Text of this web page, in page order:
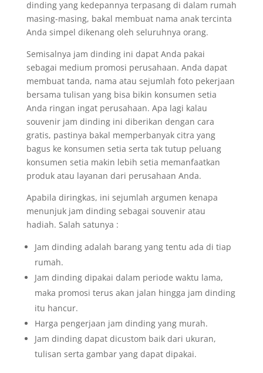
dinding yang kedepannya terpasang di dalam rumah
masing-masing, bakal membuat nama anak tercinta
Anda simpel dikenang oleh seluruhnya orang.
Semisalnya jam dinding ini dapat Anda pakai
sebagai medium promosi perusahaan. Anda dapat
membuat tanda, nama atau sejumlah foto pekerjaan
bersama tulisan yang bisa bikin konsumen setia
Anda ringan ingat perusahaan. Apa lagi kalau
souvenir jam dinding ini diberikan dengan cara
gratis, pastinya bakal memperbanyak citra yang
bagus ke konsumen setia serta tak tutup peluang
konsumen setia makin lebih setia memanfaatkan
produk atau layanan dari perusahaan Anda.
Apabila diringkas, ini sejumlah argumen kenapa
menunjuk jam dinding sebagai souvenir atau
hadiah. Salah satunya :
Jam dinding adalah barang yang tentu ada di tiap
rumah.
Jam dinding dipakai dalam periode waktu lama,
maka promosi terus akan jalan hingga jam dinding
itu hancur.
Harga pengerjaan jam dinding yang murah.
Jam dinding dapat dicustom baik dari ukuran,
tulisan serta gambar yang dapat dipakai.